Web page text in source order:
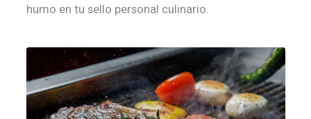
humo en tu sello personal culinario.